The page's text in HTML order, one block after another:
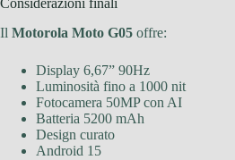
Considerazioni finali
Il Motorola Moto G05 offre:
Display 6,67” 90Hz
Luminosità fino a 1000 nit
Fotocamera 50MP con AI
Batteria 5200 mAh
Design curato
Android 15